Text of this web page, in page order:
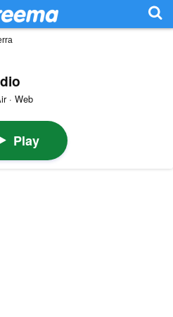
· Web
Play